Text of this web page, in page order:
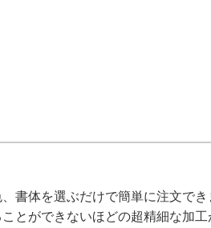
書体を選ぶだけで簡単に注文でき
とができないほどの超精細な加工